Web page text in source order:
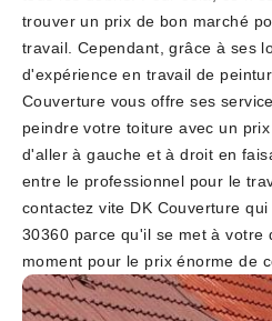
trouver un prix de bon marché
travail. Cependant, grâce à ses
d'expérience en travail de
Couverture vous offre ses
peindre votre toiture avec un
d'aller à gauche et à droit en
entre le professionnel pour le
contactez vite DK Couverture
30360 parce qu'il se met à votre
moment pour le prix énorme de